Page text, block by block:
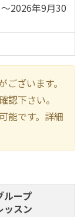
2026年9月30
ざいます。
認下さい。
能です。詳細
ループ
ッスン